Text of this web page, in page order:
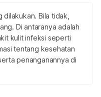
Bila tidak,
Di antaranya adalah
kulit infeksi seperti
tentang kesehatan
penanganannya di